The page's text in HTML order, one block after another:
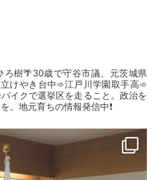
ろ樹🌴30歳で守谷市議、元茨城県
けやき台中➾江戸川学園取手高➾
イクで選挙区を走ること。政治を
。地元育ちの情報発信中❗